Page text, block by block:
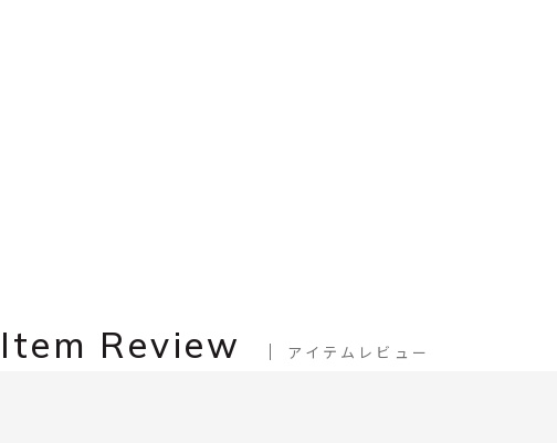
Item Review アイテムレビュー